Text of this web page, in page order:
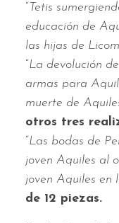
“Tetis
educación de
las hijas de
“La devolución
armas para
muerte de
otros tres
“Las bodas de
joven Aquiles al
joven Aquiles en
de 12 piezas.